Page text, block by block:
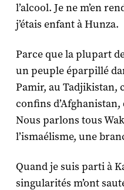
l’alcool. Je ne m’en
j’étais enfant à Hunza.
Parce que la plupart
un peuple éparpillé
Pamir, au Tadjikistan,
confins
Nous parlons tous
l’ismaélisme, une
Quand je suis parti à
singularités m’ont